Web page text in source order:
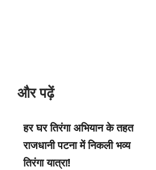
और पढ़ें
हर घर तिरंगा अभियान के तहत
राजधानी पटना में निकली भव्य
तिरंगा यात्रा!